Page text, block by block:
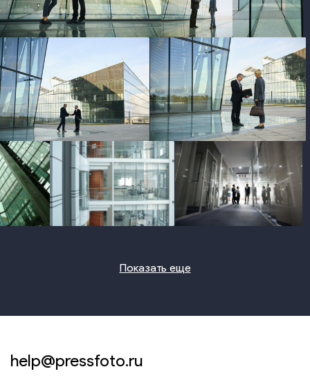
photo photo photo
photo photo
photo photo photo
Показать еще
help@pressfoto.ru